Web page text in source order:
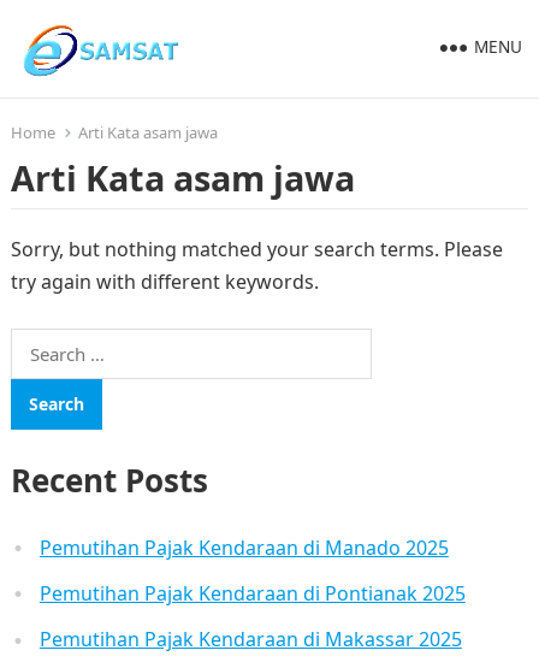
MENU
Home Arti Kata asam jawa
Arti Kata asam jawa
Sorry, but nothing matched your search terms. Please
try again with different keywords.
Search
for:
Recent Posts
Pemutihan Pajak Kendaraan di Manado 2025
Pemutihan Pajak Kendaraan di Pontianak 2025
Pemutihan Pajak Kendaraan di Makassar 2025